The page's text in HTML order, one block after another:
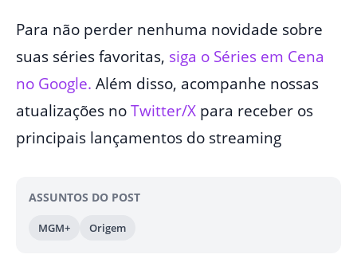
Para não perder nenhuma novidade sobre
suas séries favoritas, siga o Séries em Cena
no Google. Além disso, acompanhe nossas
atualizações noTwitter/X para receber os
principais lançamentos do streaming
ASSUNTOS DO POST
MGM+ Origem